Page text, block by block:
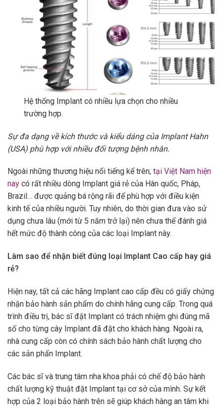
Hệ thống Implant có nhiều lựa chọn cho nhiều
trường hợp.
Sự đa dạng về kích thước và kiểu dáng của Implant Hahn
(USA) phù hợp với nhiều đối tượng bệnh nhân.
Ngoài những thương hiệu nổi tiếng kể trên, tại Việt Nam hiện
nay có rất nhiều dòng Implant giá rẻ của Hàn quốc, Pháp,
Brazil… được quảng bá rộng rãi để phù hợp với điều kiện
kinh tế của nhiều người. Tuy nhiên, do thời gian đưa vào sử
dụng chưa lâu (mới từ 5 năm trở lại) nên chưa thể đánh giá
hết mức độ thành công của các loại Implant này.
Làm sao để nhận biết đúng loại Implant Cao cấp hay giá
rẻ?
Hiện nay, tất cả các hãng Implant cao cấp đều có giấy chứng
nhận bảo hành sản phẩm do chính hãng cung cấp. Trong quá
trình điều trị, bác sĩ đặt Implant có trách nhiệm ghi đúng mã
số cho từng cây Implant đã đặt cho khách hàng. Ngoài ra,
nhà cung cấp còn có chính sách bảo hành chất lượng cho
các sản phẩn Implant.
Các bác sĩ và trung tâm nha khoa phải có chế độ bảo hành
chất lượng kỹ thuật đặt Implant tại cơ sở của mình. Sự kết
hợp của 2 loại bảo hành trên sẽ giúp khách hàng an tâm khi